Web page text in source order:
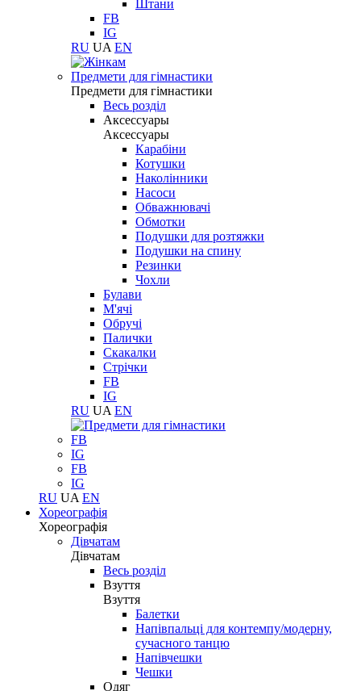
Штани
FB
IG
RU UA EN
Предмети для гімнастики
Предмети для гімнастики
Весь розділ
Аксессуары
Аксессуары
Карабіни
Котушки
Наколінники
Насоси
Обважнювачі
Обмотки
Подушки для розтяжки
Подушки на спину
Резинки
Чохли
Булави
М'ячі
Обручі
Палички
Скакалки
Стрічки
FB
IG
RU UA EN
FB
IG
FB
IG
RU UA EN
Хореографія
Хореографія
Дівчатам
Дівчатам
Весь розділ
Взуття
Взуття
Балетки
Напівпальці для контемпу/модерну,
сучасного танцю
Напівчешки
Чешки
Одяг